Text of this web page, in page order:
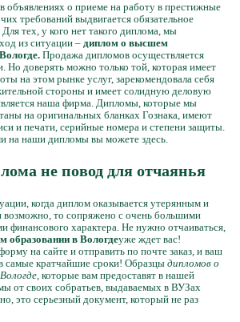
объявлениях о приеме на работу в престижные
требований выдвигается обязательное
тех, у кого нет такого диплома, мы
из ситуации – диплом о высшем
Продажа дипломов осуществляется
Но доверять можно только той, которая имеет
на этом рынке услуг, зарекомендовала себя
стороны и имеет солидную деловую
наша фирма. Дипломы, которые мы
на оригинальных бланках Гознака, имеют
и печати, серийные номера и степени защиты.
на наши дипломы вы можете здесь.
не повод для отчаянья
когда диплом оказывается утерянным и
возможно, то сопряжено с очень большими
финансового характера. Не нужно отчаиваться,
образовании в Вологдеуже ждет вас!
на сайте и отправить по почте заказ, и ваш
самые кратчайшие сроки! Образцы дипломов о
, которые вам предоставят в нашей
от своих собратьев, выдаваемых в ВУЗах
это серьезный документ, который не раз